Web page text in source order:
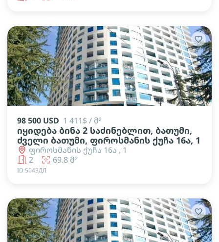
98 500 USD 1 411$ / მ²
იყიდება ბინა 2 საძინებლით, ბათუმი,
ძველი ბათუმი, ფიროსმანის ქუჩა 16ა, 1
ფიროსმანის ქუჩა 16ა , 1
2
69.8 მ²
ID 5043ДЛ